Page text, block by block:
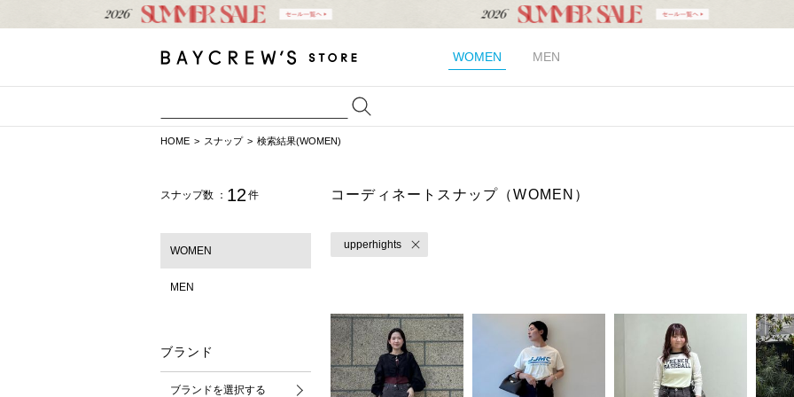
WOMEN MEN
HOME スナップ 検索結果(WOMEN)
スナップ数 ： 12 件
WOMEN
MEN
ブランド
ブランドを選択する
コーディネートスナップ（WOMEN）
upperhights